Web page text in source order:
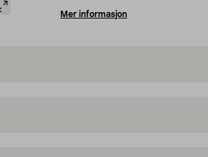
Mer informasjon